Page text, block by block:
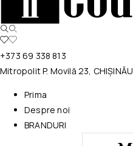
+373 69 338 813
Mitropolit P. Movilă 23, CHIȘINĂU
Prima
Despre noi
BRANDURI